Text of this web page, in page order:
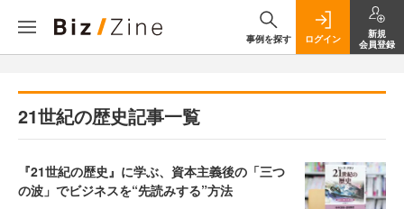
事例を探す ログイン
新規
会員登録
21世紀の歴史記事一覧
『21世紀の歴史』に学ぶ、資本主義後の「三つ
の波」でビジネスを“先読みする”方法